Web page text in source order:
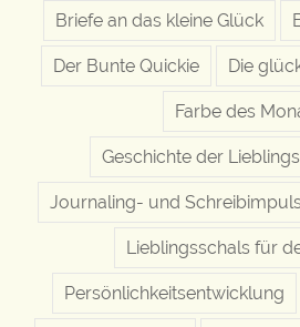
Briefe an das kleine Glück
Der Bunte Quickie Die
Farbe des
Geschichte der
Journaling- und
Lieblingsschals für
Persönlichkeitsentwicklung